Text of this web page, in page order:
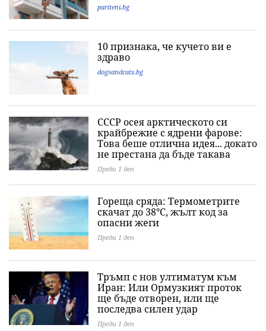
pariteni.bg
10 признака, че кучето ви е
здраво
dogsandcats.bg
СССР осея арктическото си
крайбрежие с ядрени фарове:
Това беше отлична идея... докато
не престана да бъде такава
Преди 1 ден
Гореща сряда: Термометрите
скачат до 38°C, жълт код за
опасни жеги
Преди 1 ден
Тръмп с нов ултиматум към
Иран: Или Ормузкият проток
ще бъде отворен, или ще
последва силен удар
Преди 1 ден